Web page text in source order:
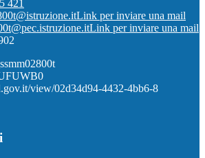
421
Link per inviare una mail
Link per inviare una mail
view/02d34d94-4432-4bb6-8